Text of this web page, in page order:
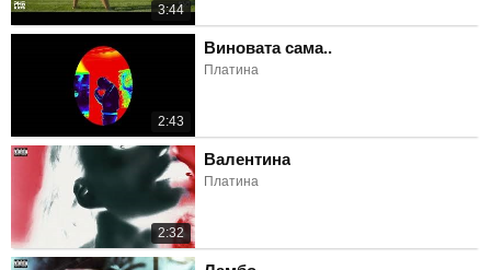
3:44
2:43
Виновата сама..
Платина
2:32
Валентина
Платина